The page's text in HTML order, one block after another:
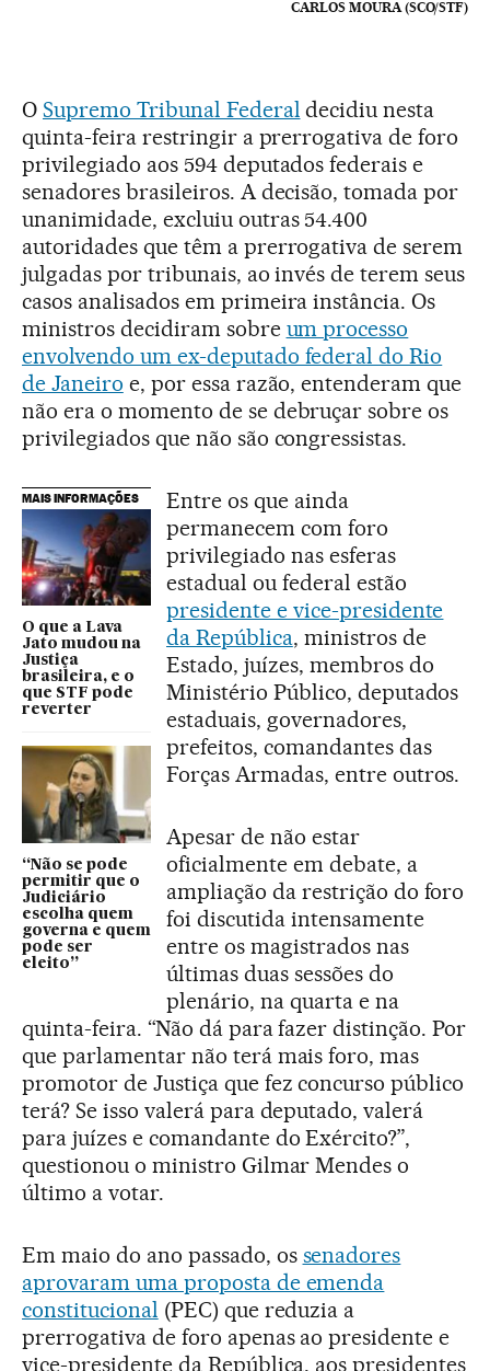
CARLOS MOURA (SCO/STF)
O Supremo Tribunal Federal decidiu nesta
quinta-feira restringir a prerrogativa de foro
privilegiado aos 594 deputados federais e
senadores brasileiros. A decisão, tomada por
unanimidade, excluiu outras 54.400
autoridades que têm a prerrogativa de serem
julgadas por tribunais, ao invés de terem seus
casos analisados em primeira instância. Os
ministros decidiram sobre um processo
envolvendo um ex-deputado federal do Rio
de Janeiro e, por essa razão, entenderam que
não era o momento de se debruçar sobre os
privilegiados que não são congressistas.
MAIS INFORMAÇÕES
O que a Lava
Jato mudou na
Justiça
brasileira, e o
que STF pode
reverter
“Não se pode
permitir que o
Judiciário
escolha quem
governa e quem
pode ser
eleito”
Entre os que ainda
permanecem com foro
privilegiado nas esferas
estadual ou federal estão
presidente e vice-presidente
da República, ministros de
Estado, juízes, membros do
Ministério Público, deputados
estaduais, governadores,
prefeitos, comandantes das
Forças Armadas, entre outros.
Apesar de não estar
oficialmente em debate, a
ampliação da restrição do foro
foi discutida intensamente
entre os magistrados nas
últimas duas sessões do
plenário, na quarta e na
quinta-feira. “Não dá para fazer distinção. Por
que parlamentar não terá mais foro, mas
promotor de Justiça que fez concurso público
terá? Se isso valerá para deputado, valerá
para juízes e comandante do Exército?”,
questionou o ministro Gilmar Mendes o
último a votar.
Em maio do ano passado, os senadores
aprovaram uma proposta de emenda
constitucional (PEC) que reduzia a
prerrogativa de foro apenas ao presidente e
vice-presidente da República, aos presidentes